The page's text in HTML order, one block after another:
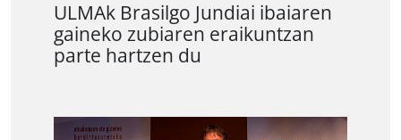
ULMAk Brasilgo Jundiai ibaiaren
gaineko zubiaren eraikuntzan
parte hartzen du